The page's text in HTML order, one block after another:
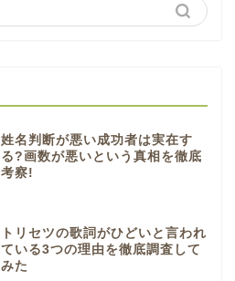
姓名判断が悪い成功者は実在す
る?画数が悪いという真相を徹底
考察!
トリセツの歌詞がひどいと言われ
ている3つの理由を徹底調査して
みた